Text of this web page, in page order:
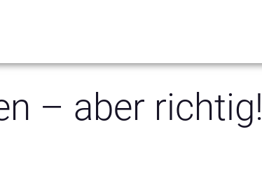
– aber richtig!